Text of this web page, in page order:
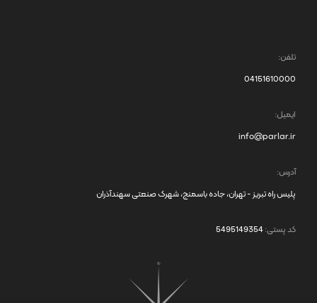
تلفن:
04151610000
ایمیل:
info@parlar.ir
آدرس:
پلیس راه تبریز - تهران، جاده باسمنج، شهرک صنعتی سهندآذران
کد پستی:5495149354